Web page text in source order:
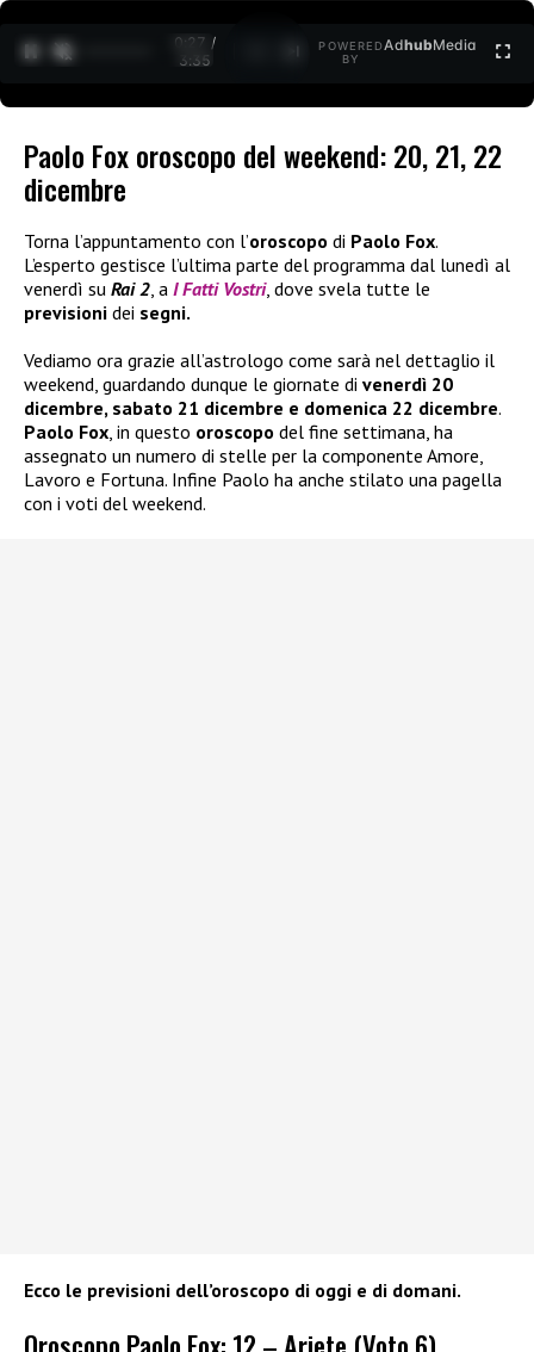
0:27 /
3:35
POWERED
BY
AdhubMedia
Paolo Fox oroscopo del weekend: 20, 21, 22
dicembre
Torna l’appuntamento con l’oroscopo di Paolo Fox.
L’esperto gestisce l’ultima parte del programma dal lunedì al
venerdì su Rai 2, a I Fatti Vostri, dove svela tutte le
previsioni dei segni.
Vediamo ora grazie all’astrologo come sarà nel dettaglio il
weekend, guardando dunque le giornate di venerdì 20
dicembre, sabato 21 dicembre e domenica 22 dicembre.
Paolo Fox, in questo oroscopo del fine settimana, ha
assegnato un numero di stelle per la componente Amore,
Lavoro e Fortuna. Infine Paolo ha anche stilato una pagella
con i voti del weekend.
Ecco le previsioni dell’oroscopo di oggi e di domani.
Oroscopo Paolo Fox: 12 – Ariete (Voto 6)